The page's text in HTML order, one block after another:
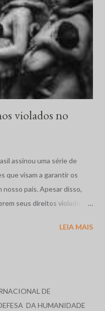
violados no
assinou uma série de
que visam a garantir os
país. Apesar disso,
seus direitos violados.
sobre a situação dos
do mundo, e cujos relatos
LEIA MAIS
DE
DA HUMANIDADE